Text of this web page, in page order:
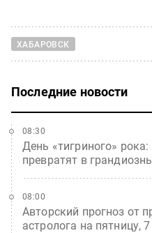
ХАБАРОВСК
Последние новости
День «тигриного»
превратят в
08:30
Авторский прогноз от
астролога на пятницу, 7
08:00